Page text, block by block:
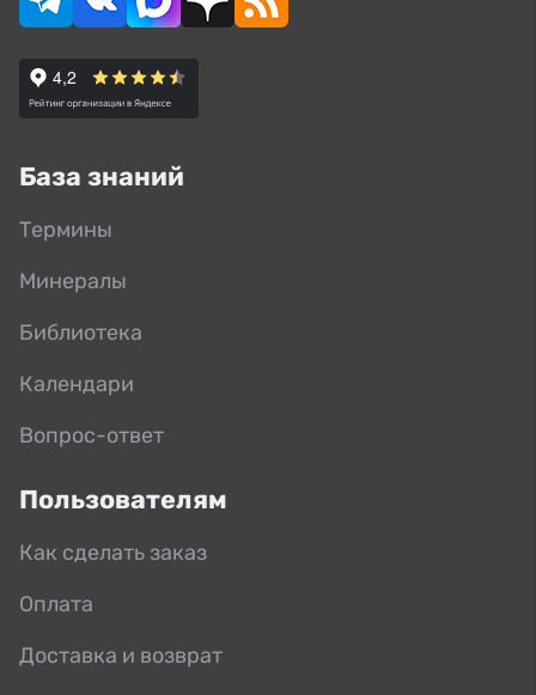
База знаний
Термины
Минералы
Библиотека
Календари
Вопрос-ответ
Пользователям
Как сделать заказ
Оплата
Доставка и возврат